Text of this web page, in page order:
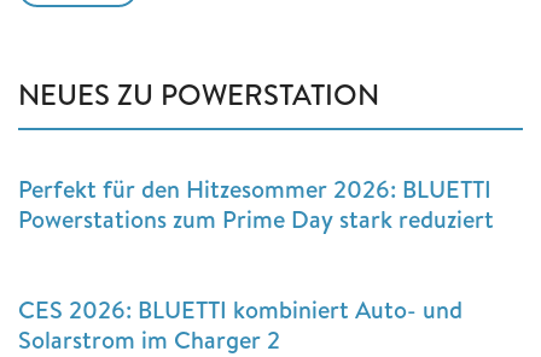
NEUES ZU POWERSTATION
Perfekt für den Hitzesommer 2026: BLUETTI
Powerstations zum Prime Day stark reduziert
CES 2026: BLUETTI kombiniert Auto- und
Solarstrom im Charger 2